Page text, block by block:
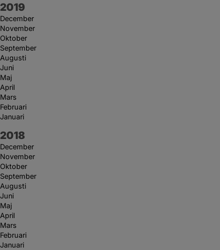
År:
2019
December
November
Oktober
September
Augusti
Juni
Maj
April
Mars
Februari
Januari
År:
2018
December
November
Oktober
September
Augusti
Juni
Maj
April
Mars
Februari
Januari